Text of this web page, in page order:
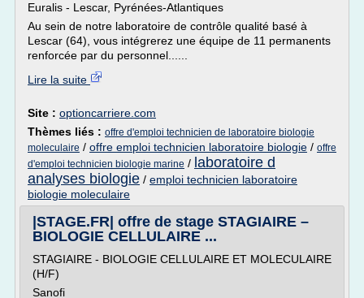
Euralis - Lescar, Pyrénées-Atlantiques
Au sein de notre laboratoire de contrôle qualité basé à
Lescar (64), vous intégrerez une équipe de 11 permanents
renforcée par du personnel......
Lire la suite
Site : optioncarriere.com
Thèmes liés : offre d'emploi technicien de laboratoire biologie
moleculaire / offre emploi technicien laboratoire biologie / offre
d'emploi technicien biologie marine / laboratoire d
analyses biologie / emploi technicien laboratoire
biologie moleculaire
|STAGE.FR| offre de stage STAGIAIRE –
BIOLOGIE CELLULAIRE ...
STAGIAIRE - BIOLOGIE CELLULAIRE ET MOLECULAIRE
(H/F)
Sanofi